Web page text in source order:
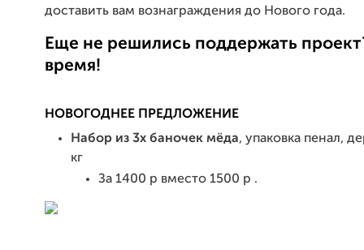
доставить вам вознаграждения до Нового года.
Еще не решились поддержать
время!
НОВОГОДНЕЕ ПРЕДЛОЖЕНИЕ
Набор из 3х баночек мёда, упаковка пенал,
кг
За 1400 р вместо 1500 р .